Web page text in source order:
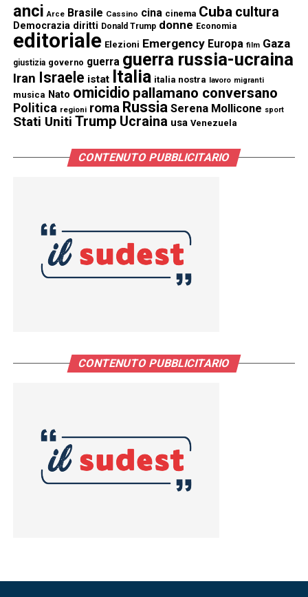
anci Arce Brasile Cassino cina cinema Cuba cultura
Democrazia diritti Donald Trump donne Economia
editoriale Elezioni Emergency Europa film Gaza
giustizia governo guerra guerra russia-ucraina
Iran Israele istat Italia italia nostra lavoro migranti
musica Nato omicidio pallamano conversano
Politica regioni roma Russia Serena Mollicone sport
Stati Uniti Trump Ucraina usa Venezuela
CONTENUTO PUBBLICITARIO
CONTENUTO PUBBLICITARIO